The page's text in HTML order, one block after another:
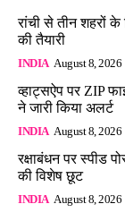
रांची से तीन शहरों
की तैयारी
INDIA August 8, 2026
व्हाट्सऐप पर ZIP
ने जारी किया अलर्ट
INDIA August 8, 2026
रक्षाबंधन पर स्पीड
की विशेष छूट
INDIA August 8, 2026